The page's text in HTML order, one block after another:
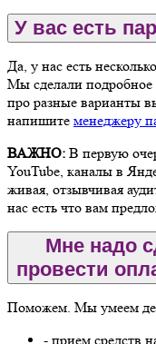
У вас есть
Да, у нас есть
Мы сделали
про разные варианты
напишите менеджеру
ВАЖНО: В первую
YouTube, каналы в
живая, отзывчивая
нас есть что вам
Мне надо
провести
Поможем. Мы умеем
- прием средств